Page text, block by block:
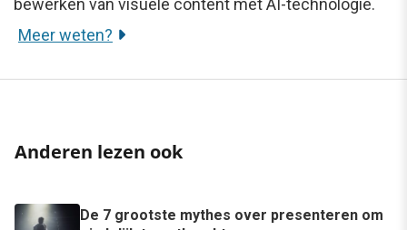
bewerken van visuele content met AI-technologie.
Meer weten?
Anderen lezen ook
De 7 grootste mythes over presenteren om